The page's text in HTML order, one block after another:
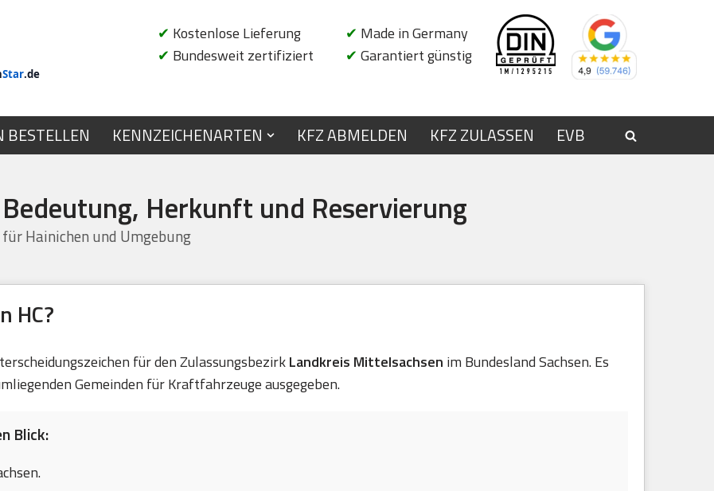
Star.de
✔ Kostenlose Lieferung
✔ Bundesweit zertifiziert
✔ Made in Germany
✔ Garantiert günstig
BESTELLEN KENNZEICHENARTEN KFZ ABMELDEN KFZ ZULASSEN EVB
Bedeutung, Herkunft und Reservierung
Hainichen und Umgebung
HC?
für den ZulassungsbezirkLandkreis Mittelsachsen im Bundesland Sachsen. Es
Gemeinden für Kraftfahrzeuge ausgegeben.
Blick: